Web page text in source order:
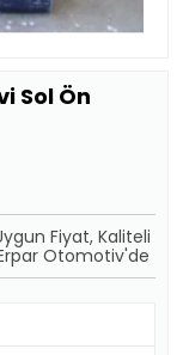
Sol Ön
Fiyat, Kaliteli
Erpar Otomotiv'de